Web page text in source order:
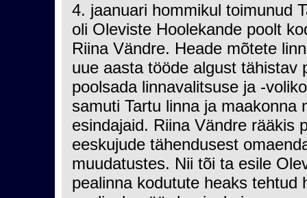
4. jaanuari hommikul toimunud
oli Oleviste Hoolekande poolt
Riina Vändre. Heade mõtete
uue aasta tööde algust tähistav
poolsada linnavalitsuse ja -
samuti Tartu linna ja
esindajaid. Riina Vändre rääkis
eeskujude tähendusest
muudatustes. Nii tõi ta esile
pealinna kodutute heaks tehtud